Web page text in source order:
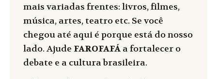
mais variadas frentes: livros, filmes,
música, artes, teatro etc. Se você
chegou até aqui é porque está do nosso
lado. Ajude FAROFAFÁ a fortalecer o
debate e a cultura brasileira.